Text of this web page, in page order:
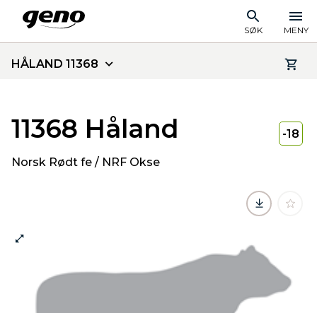
SØK MENY
HÅLAND 11368
11368 Håland
Norsk Rødt fe / NRF Okse
-18